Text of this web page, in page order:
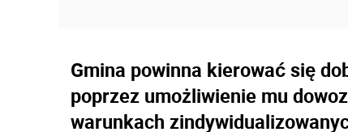
Gmina powinna kierować się
poprzez umożliwienie mu
warunkach